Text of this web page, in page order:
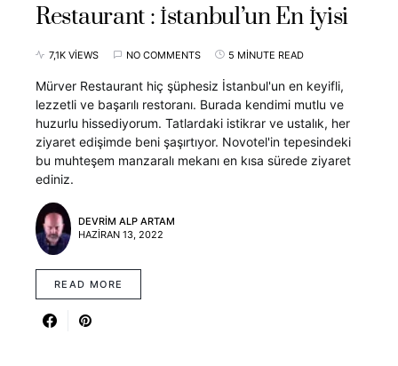
Restaurant : İstanbul’un En İyisi
7,1K VIEWS NO COMMENTS 5 MINUTE READ
Mürver Restaurant hiç şüphesiz İstanbul'un en keyifli,
lezzetli ve başarılı restoranı. Burada kendimi mutlu ve
huzurlu hissediyorum. Tatlardaki istikrar ve ustalık, her
ziyaret edişimde beni şaşırtıyor. Novotel'in tepesindeki
bu muhteşem manzaralı mekanı en kısa sürede ziyaret
ediniz.
DEVRIM ALP ARTAM
HAZIRAN 13, 2022
READ MORE